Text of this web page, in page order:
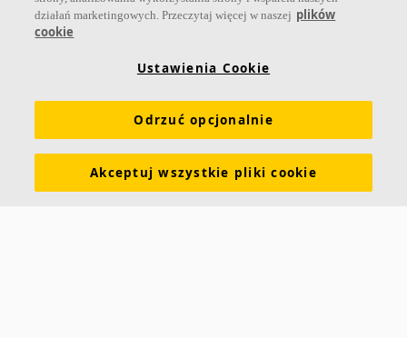
Narzędzia i usługi Wymagania funkcjonalne
Kolory i powierzchnie Deklaracje właściwości użytkowych
działań marketingowych. Przeczytaj więcej w naszej plików
cookie
Ustawienia Cookie
Odrzuć opcjonalnie
Akceptuj wszystkie pliki cookie